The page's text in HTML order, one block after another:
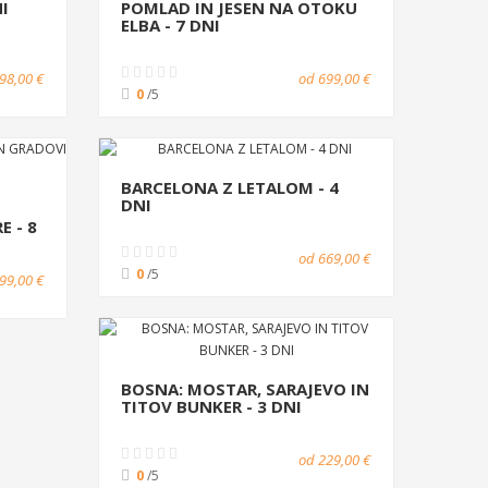
€
POMLAD IN JESEN NA OTOKU
ELBA - 7 DNI
0/5
od 699,00 €
- 8
€
BARCELONA Z LETALOM - 4
DNI
0/5
od 669,00 €
BOSNA: MOSTAR, SARAJEVO IN
TITOV BUNKER - 3 DNI
0/5
od 229,00 €